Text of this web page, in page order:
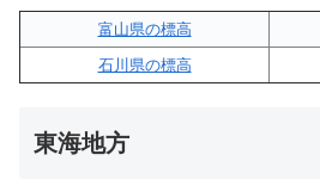
富山県の標高
石川県の標高
東海地方